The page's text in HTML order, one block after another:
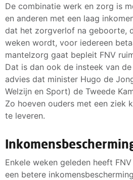
De combinatie werk en zorg is
en anderen met een laag
dat het zorgverlof na geboorte,
weken wordt, voor iedereen
mantelzorg gaat bepleit FNV
Dat is dan ook de insteek van
advies dat minister Hugo de
Welzijn en Sport) de Tweede
Zo hoeven ouders met een ziek
te leveren.
Enkele weken geleden heeft
een betere